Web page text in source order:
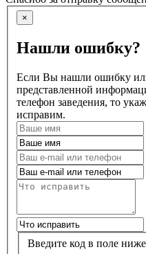
×
Нашли ошибку?
Если Вы нашли ошибку
представленной
телефон заведения, то
исправим.
Введите код в поле ниже